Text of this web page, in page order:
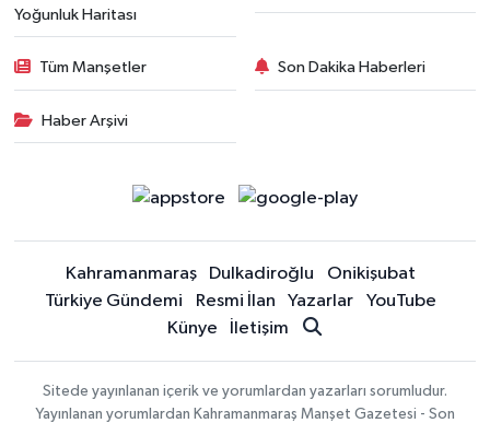
Yoğunluk Haritası
Tüm Manşetler Son Dakika Haberleri
Haber Arşivi
Kahramanmaraş Dulkadiroğlu
Onikişubat
Türkiye Gündemi
Resmi İlan Yazarlar
YouTube
Künye
İletişim
Sitede yayınlanan içerik ve yorumlardan yazarları sorumludur.
Yayınlanan yorumlardan Kahramanmaraş Manşet Gazetesi - Son